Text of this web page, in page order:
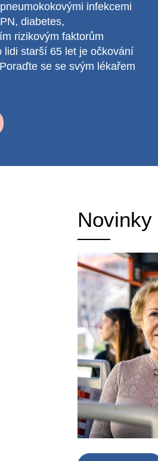
infekcemi
diabetes,
rizikovým faktorům
starší 65 let je očkování
se se svým lékařem